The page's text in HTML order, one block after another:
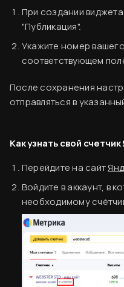
При создании
"Публикация".
Укажите номер
соответствующем
После сохранения
отправляться в
Как узнать свой
Перейдите на сайт
Войдите в аккаунт, в
необходимому